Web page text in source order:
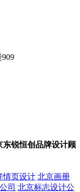
东锐恒创品牌设计顾
情页设计 北京画册
司 北京标志设计公